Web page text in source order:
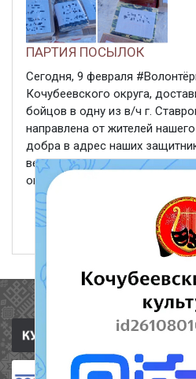
ПАРТИЯ ПОСЫЛОК
Сегодня, 9 февраля
Кочубеевского округа,
бойцов в одну из в/ч г.
направлена от жителей
добра в адрес наших
верой! Благодарим всех
огромную помощь. Важен и ...
Полезные